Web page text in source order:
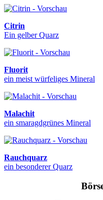
Citrin
Ein gelber Quarz
Fluorit
ein meist würfeliges Mineral
Malachit
ein smaragdgrünes Mineral
Rauchquarz
ein besonderer Quarz